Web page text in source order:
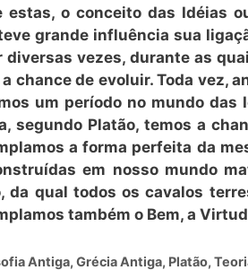
estas, o conceito das Idéias
grande influência sua
diversas vezes, durante as
chance de evoluir. Toda vez,
um período no mundo das
segundo Platão, temos a
a forma perfeita da
em nosso mundo
da qual todos os cavalos
também o Bem, a
Antiga, Grécia Antiga, Platão,